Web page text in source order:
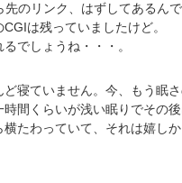
のリンク、はずしてあるんで
は残っていましたけど。
でしょうね・・・。
寝ていません。今、もう眠さ
間くらいが浅い眠りでその後
横たわっていて、それは嬉し